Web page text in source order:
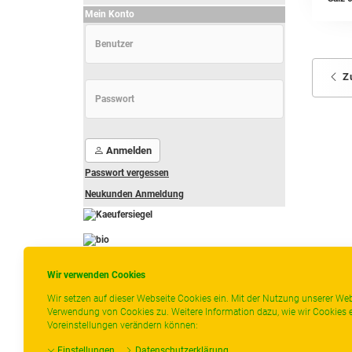
Wir verwenden Cookies
Wir setzen auf dieser Webseite Cookies ein. Mit der Nutzung unserer
Verwendung von Cookies zu. Weitere Information dazu, wie wir Cookies
Voreinstellungen verändern können:
Mein Konto
Anmelden
Passwort vergessen
Neukunden Anmeldung
* gilt für Lieferungen innerhalb Deutschlands,